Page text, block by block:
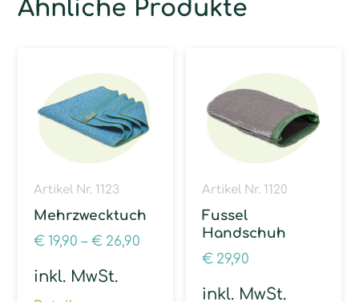
Ähnliche Produkte
Artikel Nr. 1123
Mehrzwecktuch
€ 19,90 –€ 26,90
inkl. MwSt.
Artikel Nr. 1120
Fussel
Handschuh
€ 29,90
inkl. MwSt.